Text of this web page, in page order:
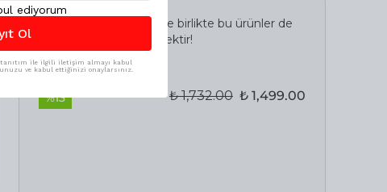
İncelediğiniz ürün ile birlikte bu ürünler de
sepetinize eklenecektir!
Avantajlı Toplam
%13 ₺ 1,732.00 ₺ 1,499.00
ediyorum
Ol
ile ilgili iletişim almayı kabul
ve kabul ettiğinizi onaylarsınız.